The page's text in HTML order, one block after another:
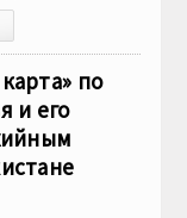
по
и его